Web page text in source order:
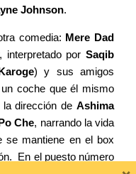
Johnson.
comedia: Mere Dad
interpretado porSaqib
) y sus amigos
coche que él mismo
dirección de Ashima
Che, narrando la vida
se mantiene en el box
En el puesto número